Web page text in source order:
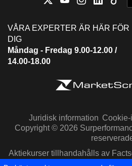
VÅRA EXPERTER ÄR HÄR FÖR
DIG
Måndag - Fredag 9.00-12.00 /
14.00-18.00
Juridisk information
Copyright © 2026
Aktiekurser tillhandahålls av
Capital IQ